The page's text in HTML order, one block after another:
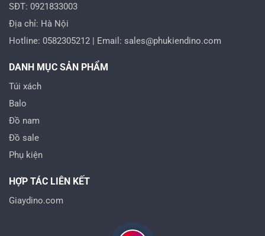
SĐT: 0921833003
Địa chỉ: Hà Nội
Hotline: 0582305212 | Email: sales@phukiendino.com
DANH MỤC SẢN PHẨM
Túi xách
Balo
Đồ nam
Đồ sale
Phụ kiện
HỢP TÁC LIÊN KẾT
Giaydino.com